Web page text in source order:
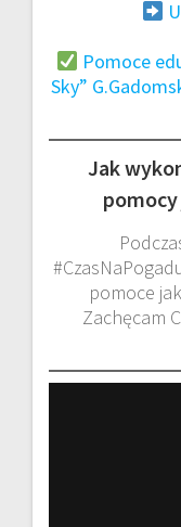
Pomoce
Sky”
Jak
pomoce
Zachęcam